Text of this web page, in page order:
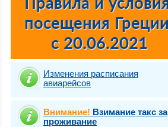
Изменения расписания
авиарейсов
Внимание! Взимание такс за
проживание